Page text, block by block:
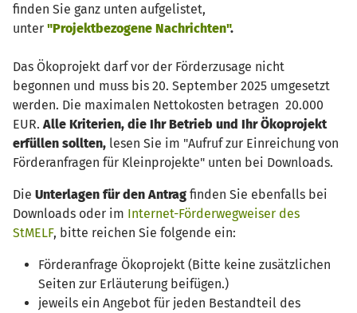
finden Sie ganz unten aufgelistet,
unter "Projektbezogene Nachrichten".
Das Ökoprojekt darf vor der Förderzusage nicht
begonnen und muss bis 20. September 2025 umgesetzt
werden. Die maximalen Nettokosten betragen 20.000
EUR. Alle Kriterien, die Ihr Betrieb und Ihr Ökoprojekt
erfüllen sollten, lesen Sie im "Aufruf zur Einreichung von
Förderanfragen für Kleinprojekte" unten bei Downloads.
Die Unterlagen für den Antrag finden Sie ebenfalls bei
Downloads oder im Internet-Förderwegweiser des
StMELF, bitte reichen Sie folgende ein:
Förderanfrage Ökoprojekt (Bitte keine zusätzlichen
Seiten zur Erläuterung beifügen.)
jeweils ein Angebot für jeden Bestandteil des